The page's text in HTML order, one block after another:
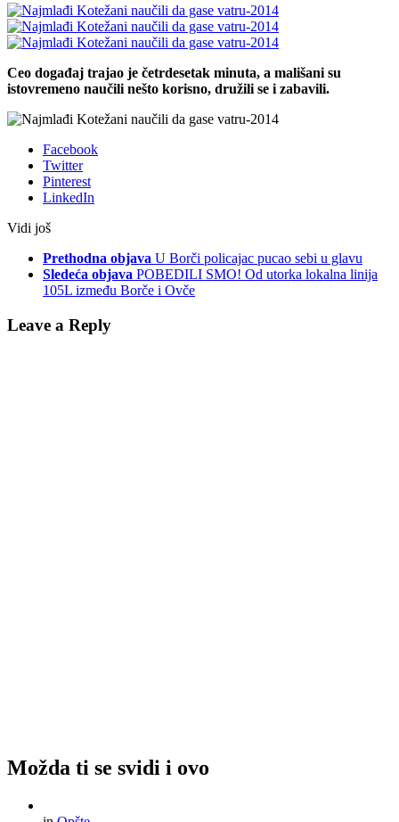
Ceo događaj trajao je četrdesetak minuta, a mališani su
istovremeno naučili nešto korisno, družili se i zabavili.
Facebook
Twitter
Pinterest
LinkedIn
Vidi još
Prethodna objava U Borči policajac pucao sebi u glavu
Sledeća objava POBEDILI SMO! Od utorka lokalna linija
105L između Borče i Ovče
Leave a Reply
Možda ti se svidi i ovo